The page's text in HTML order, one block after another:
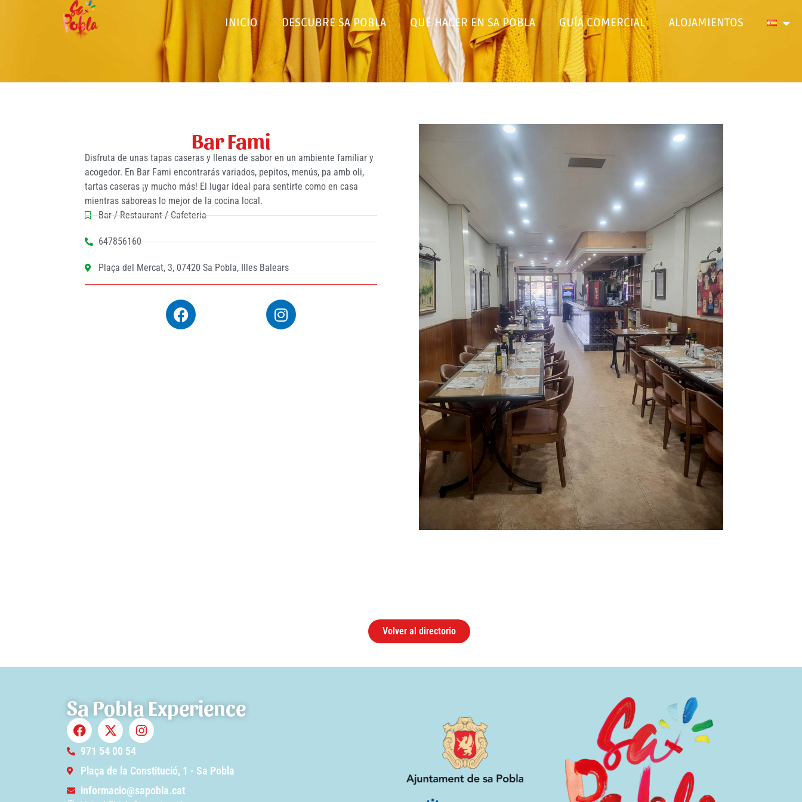
INICIO DESCUBRE SA POBLA QUÉ HACER EN SA POBLA GUÍA COMERCIAL ALOJAMIENTOS
Bar Fami
Disfruta de unas tapas caseras y llenas de sabor en un ambiente familiar y
acogedor. En Bar Fami encontrarás variados, pepitos, menús, pa amb oli,
tartas caseras ¡y mucho más! El lugar ideal para sentirte como en casa
mientras saboreas lo mejor de la cocina local.
Bar / Restaurant / Cafeteria
647856160
Plaça del Mercat, 3, 07420 Sa Pobla, Illes Balears
Volver al directorio
Sa Pobla Experience
971 54 00 54
Plaça de la Constitució, 1 - Sa Pobla
informacio@sapobla.cat